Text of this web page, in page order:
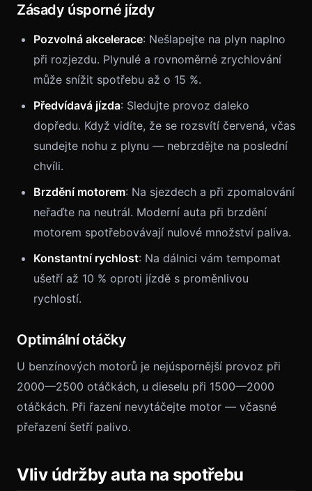
Zásady úsporné jízdy
Pozvolná akcelerace: Nešlapejte na plyn naplno
při rozjezdu. Plynulé a rovnoměrné zrychlování
může snížit spotřebu až o 15 %.
Předvídavá jízda: Sledujte provoz daleko
dopředu. Když vidíte, že se rozsvítí červená, včas
sundejte nohu z plynu — nebrzdějte na poslední
chvíli.
Brzdění motorem: Na sjezdech a při zpomalování
neřaďte na neutrál. Moderní auta při brzdění
motorem spotřebovávají nulové množství paliva.
Konstantní rychlost: Na dálnici vám tempomat
ušetří až 10 % oproti jízdě s proměnlivou
rychlostí.
Optimální otáčky
U benzínových motorů je nejúspornější provoz při
2000—2500 otáčkách, u dieselu při 1500—2000
otáčkách. Při řazení nevytáčejte motor — včasné
přeřazení šetří palivo.
Vliv údržby auta na spotřebu